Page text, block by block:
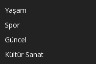
Yaşam
Spor
Güncel
Kültür Sanat